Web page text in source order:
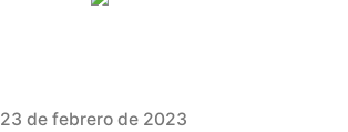
23 de febrero de 2023